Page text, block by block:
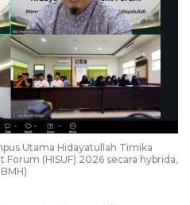
Utama Hidayatullah Timika
(HISUF) 2026 secara hybrida,